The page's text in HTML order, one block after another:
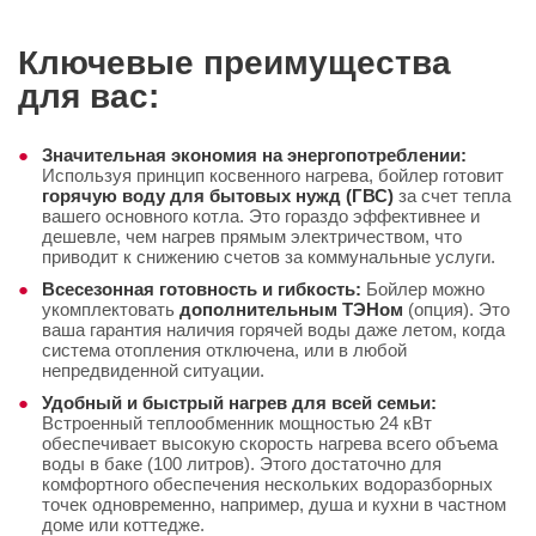
Ключевые преимущества
для вас:
Значительная экономия на энергопотреблении:
Используя принцип косвенного нагрева, бойлер готовит
горячую воду для бытовых нужд (ГВС) за счет тепла
вашего основного котла. Это гораздо эффективнее и
дешевле, чем нагрев прямым электричеством, что
приводит к снижению счетов за коммунальные услуги.
Всесезонная готовность и гибкость: Бойлер можно
укомплектовать дополнительным ТЭНом (опция). Это
ваша гарантия наличия горячей воды даже летом, когда
система отопления отключена, или в любой
непредвиденной ситуации.
Удобный и быстрый нагрев для всей семьи:
Встроенный теплообменник мощностью 24 кВт
обеспечивает высокую скорость нагрева всего объема
воды в баке (100 литров). Этого достаточно для
комфортного обеспечения нескольких водоразборных
точек одновременно, например, душа и кухни в частном
доме или коттедже.